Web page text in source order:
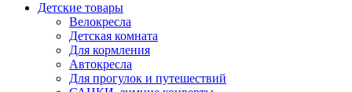
Детские товары
Велокресла
Детская комната
Для кормления
Автокресла
Для прогулок и путешествий